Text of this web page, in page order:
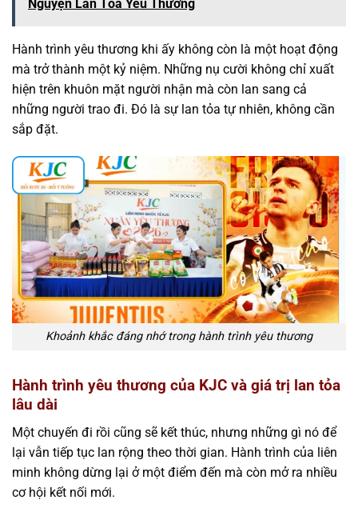
Nguyện Lan Tỏa Yêu Thương
Hành trình yêu thương khi ấy không còn là một hoạt động
mà trở thành một kỷ niệm. Những nụ cười không chỉ xuất
hiện trên khuôn mặt người nhận mà còn lan sang cả
những người trao đi. Đó là sự lan tỏa tự nhiên, không cần
sắp đặt.
Khoảnh khắc đáng nhớ trong hành trình yêu thương
Hành trình yêu thương của KJC và giá trị lan tỏa
lâu dài
Một chuyến đi rồi cũng sẽ kết thúc, nhưng những gì nó để
lại vẫn tiếp tục lan rộng theo thời gian. Hành trình của liên
minh không dừng lại ở một điểm đến mà còn mở ra nhiều
cơ hội kết nối mới.